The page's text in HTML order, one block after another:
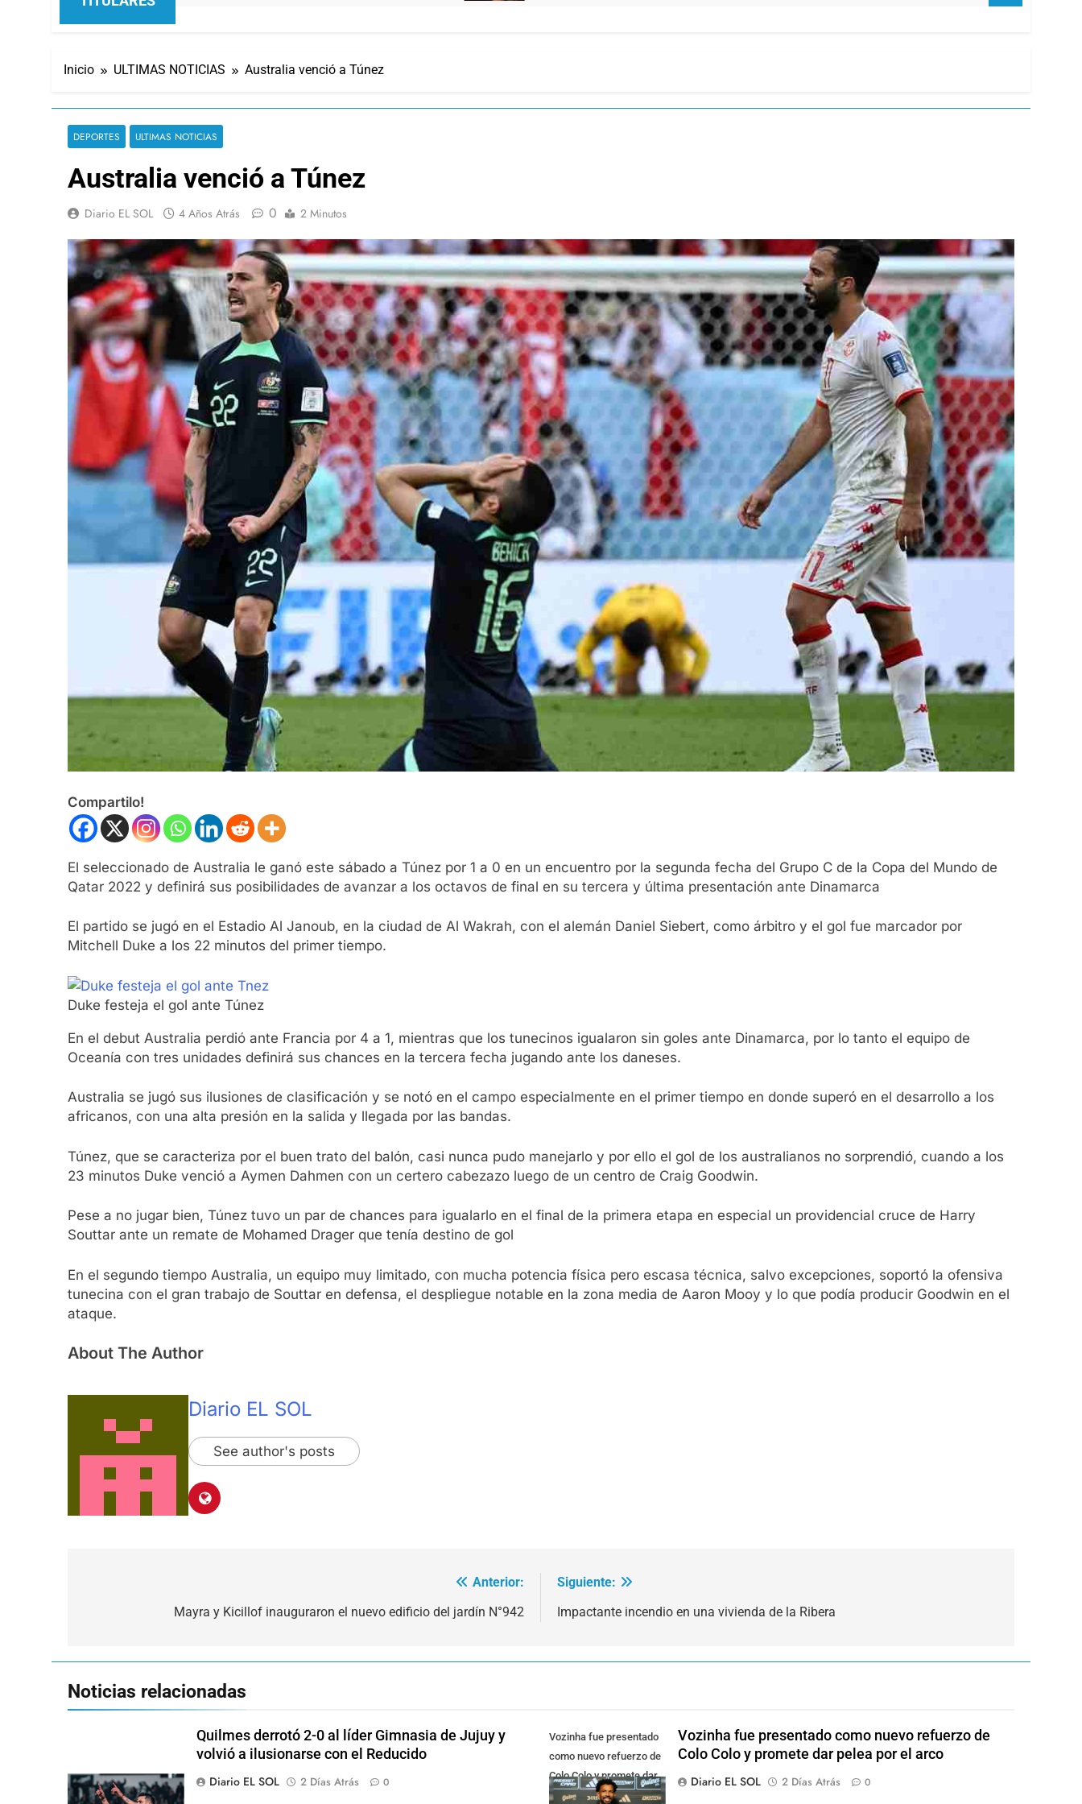
Inicio ULTIMAS NOTICIAS Australia venció a Túnez
DEPORTES ULTIMAS NOTICIAS
Australia venció a Túnez
Diario EL SOL 4 Años Atrás 0 2 Minutos
Compartilo!
El seleccionado de Australia le ganó este sábado a Túnez por 1 a 0 en un encuentro por la segunda fecha del Grupo C de la Copa del Mundo de
Qatar 2022 y definirá sus posibilidades de avanzar a los octavos de final en su tercera y última presentación ante Dinamarca
El partido se jugó en el Estadio Al Janoub, en la ciudad de Al Wakrah, con el alemán Daniel Siebert, como árbitro y el gol fue marcador por
Mitchell Duke a los 22 minutos del primer tiempo.
Duke festeja el gol ante Túnez
En el debut Australia perdió ante Francia por 4 a 1, mientras que los tunecinos igualaron sin goles ante Dinamarca, por lo tanto el equipo de
Oceanía con tres unidades definirá sus chances en la tercera fecha jugando ante los daneses.
Australia se jugó sus ilusiones de clasificación y se notó en el campo especialmente en el primer tiempo en donde superó en el desarrollo a los
africanos, con una alta presión en la salida y llegada por las bandas.
Túnez, que se caracteriza por el buen trato del balón, casi nunca pudo manejarlo y por ello el gol de los australianos no sorprendió, cuando a los
23 minutos Duke venció a Aymen Dahmen con un certero cabezazo luego de un centro de Craig Goodwin.
Pese a no jugar bien, Túnez tuvo un par de chances para igualarlo en el final de la primera etapa en especial un providencial cruce de Harry
Souttar ante un remate de Mohamed Drager que tenía destino de gol
En el segundo tiempo Australia, un equipo muy limitado, con mucha potencia física pero escasa técnica, salvo excepciones, soportó la ofensiva
tunecina con el gran trabajo de Souttar en defensa, el despliegue notable en la zona media de Aaron Mooy y lo que podía producir Goodwin en el
ataque.
About The Author
Diario EL SOL
See author's posts
Anterior:
Mayra y Kicillof inauguraron el nuevo edificio del jardín N°942
Siguiente:
Impactante incendio en una vivienda de la Ribera
Noticias relacionadas
Quilmes derrotó 2-0 al líder Gimnasia de Jujuy y
volvió a ilusionarse con el Reducido
Diario EL SOL
2 Días Atrás 0
Vozinha fue presentado
como nuevo refuerzo de
Colo Colo y promete dar
pelea por el arco
Vozinha fue presentado como nuevo refuerzo de
Colo Colo y promete dar pelea por el arco
Diario EL SOL
2 Días Atrás 0